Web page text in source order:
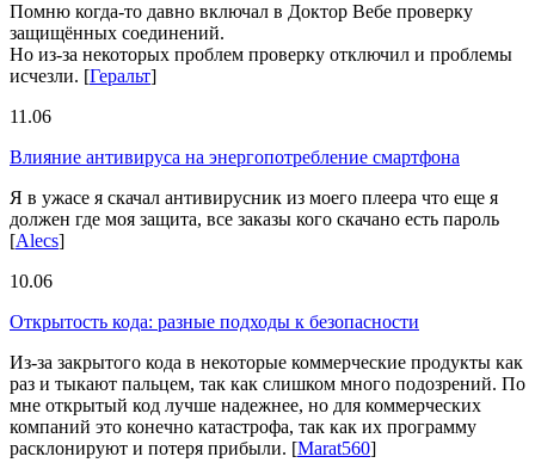
Помню когда-то давно включал в Доктор Вебе проверку
защищённых соединений.
Но из-за некоторых проблем проверку отключил и проблемы
исчезли. [Геральт]
11.06
Влияние антивируса на энергопотребление смартфона
Я в ужасе я скачал антивирусник из моего плеера что еще я
должен где моя защита, все заказы кого скачано есть пароль
[Alecs]
10.06
Открытость кода: разные подходы к безопасности
Из-за закрытого кода в некоторые коммерческие продукты как
раз и тыкают пальцем, так как слишком много подозрений. По
мне открытый код лучше надежнее, но для коммерческих
компаний это конечно катастрофа, так как их программу
расклонируют и потеря прибыли. [Marat560]